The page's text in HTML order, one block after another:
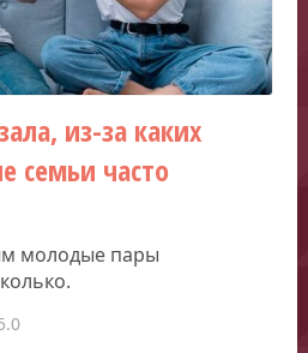
из-за каких
семьи часто
молодые пары